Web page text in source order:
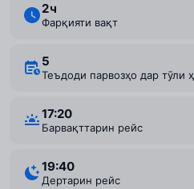
2 ⁠ч
Фарқияти вақт
5
Теъдоди парвозҳо дар тӯли
17:20
Барвақттарин рейс
19:40
Дертарин рейс